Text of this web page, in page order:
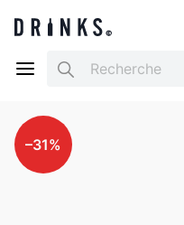
Search
–31%